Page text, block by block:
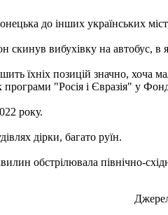
до інших українських
скинув вибухівку на автобус,
їхніх позицій значно, хоча
"Росія і Євразія" у
року.
дірки, багато руїн.
обстрілювала північно-